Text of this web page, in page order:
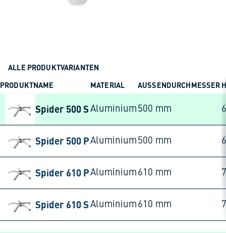
ALLE PRODUKTVARIANTEN
PRODUKTNAME
MATERIAL AUSSENDURCHMESSER
Spider 500 S Aluminium 500 mm
Spider 500 PAluminium 500 mm
Spider 610 PAluminium 610 mm
Spider 610 SAluminium 610 mm